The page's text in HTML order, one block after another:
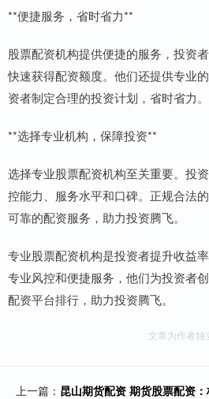
**便捷服务，省时省力**
股票配资机构提供便捷的服务，投资
快速获得配资额度。他们还提供专业
资者制定合理的投资计划，省时省力。
**选择专业机构，保障投资**
选择专业股票配资机构至关重要。投
控能力、服务水平和口碑。正规合法
可靠的配资服务，助力投资腾飞。
专业股票配资机构是投资者提升收益
专业风控和便捷服务，他们为投资者
配资平台排行，助力投资腾飞。
文章为作者
上一篇： 昆山期货配资 期货股票配资